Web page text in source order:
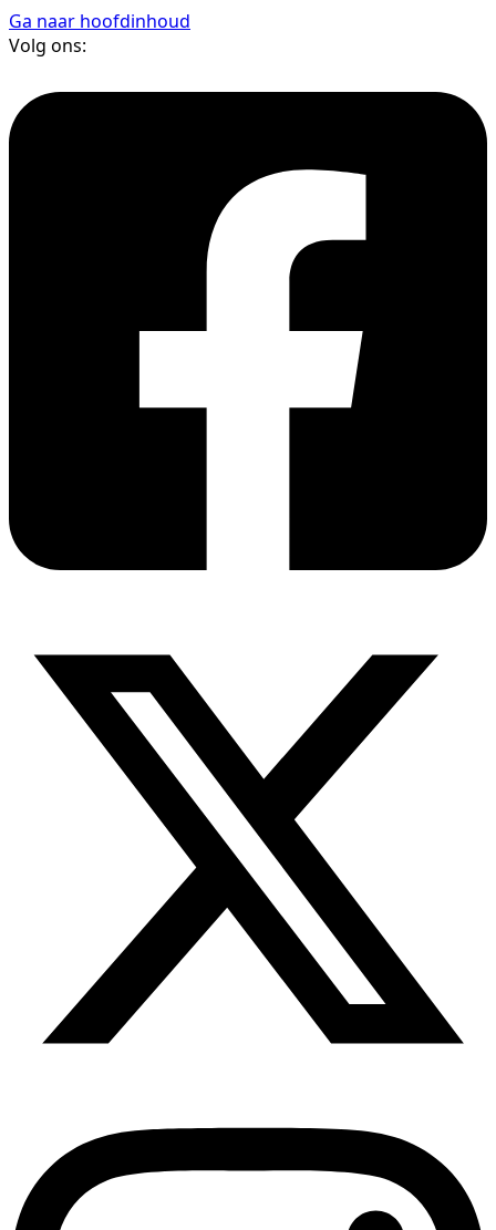
Ga naar hoofdinhoud
Volg ons: